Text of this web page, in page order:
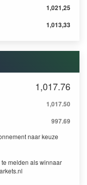
1,021,25
1,013,33
1,017.76
1,017.50
997.69
naar keuze
melden als winnaar